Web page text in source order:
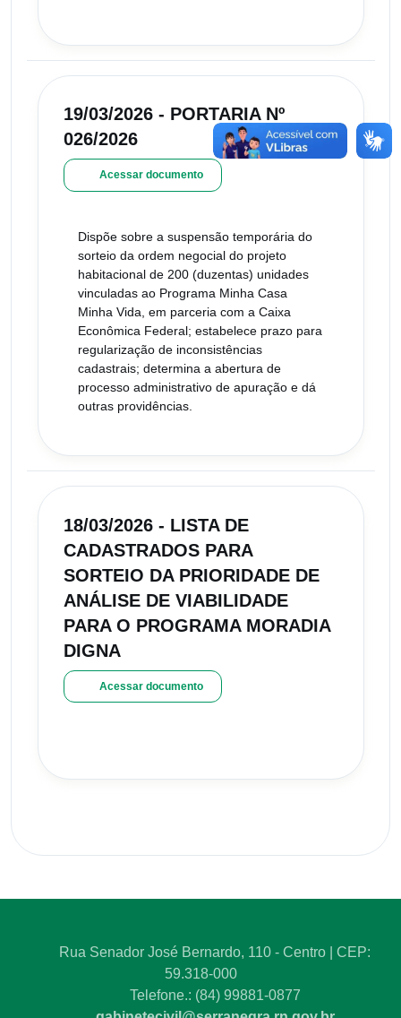
19/03/2026 - PORTARIA Nº
026/2026
Acessar documento
Dispõe sobre a suspensão temporária do
sorteio da ordem negocial do projeto
habitacional de 200 (duzentas) unidades
vinculadas ao Programa Minha Casa
Minha Vida, em parceria com a Caixa
Econômica Federal; estabelece prazo para
regularização de inconsistências
cadastrais; determina a abertura de
processo administrativo de apuração e dá
outras providências.
18/03/2026 - LISTA DE
CADASTRADOS PARA
SORTEIO DA PRIORIDADE DE
ANÁLISE DE VIABILIDADE
PARA O PROGRAMA MORADIA
DIGNA
Acessar documento
Rua Senador José Bernardo, 110 - Centro | CEP:
59.318-000
Telefone.: (84) 99881-0877